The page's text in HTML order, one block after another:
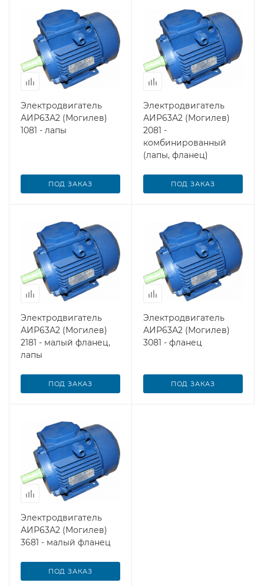
Электродвигатель
АИР63А2 (Могилев)
1081 - лапы
ПОД ЗАКАЗ
Электродвигатель
АИР63А2 (Могилев)
2081 -
комбинированный
(лапы, фланец)
ПОД ЗАКАЗ
Электродвигатель
АИР63А2 (Могилев)
2181 - малый фланец,
лапы
ПОД ЗАКАЗ
Электродвигатель
АИР63А2 (Могилев)
3081 - фланец
ПОД ЗАКАЗ
Электродвигатель
АИР63А2 (Могилев)
3681 - малый фланец
ПОД ЗАКАЗ